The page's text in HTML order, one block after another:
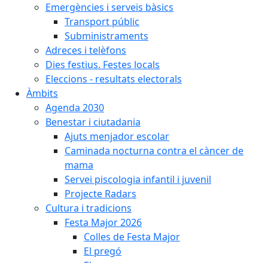
Emergències i serveis bàsics
Transport públic
Subministraments
Adreces i telèfons
Dies festius. Festes locals
Eleccions - resultats electorals
Àmbits
Agenda 2030
Benestar i ciutadania
Ajuts menjador escolar
Caminada nocturna contra el càncer de
mama
Servei piscologia infantil i juvenil
Projecte Radars
Cultura i tradicions
Festa Major 2026
Colles de Festa Major
El pregó